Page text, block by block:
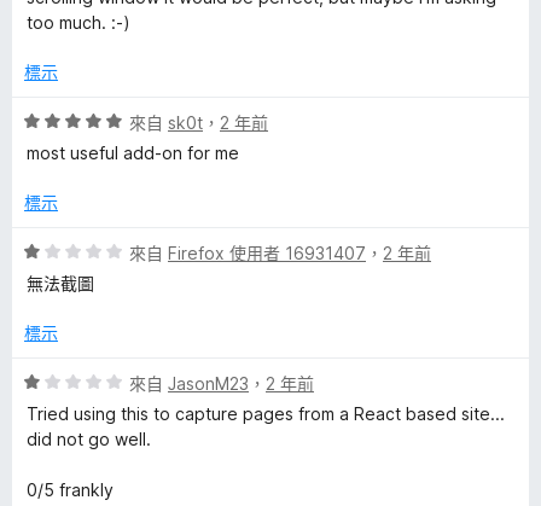
的
論
分
分
分
滿
5
too much. :-)
標示
評
價
分
滿
分
5
分
來自 sk0t ， 2 年前
most useful add-on for me
標示
評
價
分
滿
分
來自 Firefox 使用者 16931407 ， 2 年前
無法截圖
標示
評
價
1
，
來自 JasonM23 ， 2 年前
Tried using this to capture pages from a React based site...
did not go well.
0/5 frankly